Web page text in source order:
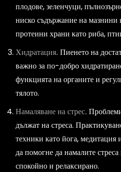
плодове, зеленчуци,
ниско съдържание на мазнини
протеини храни като риба,
Хидратация. Пиенето на
важно за по-добро
функцията на органите и
тялото.
Намаляване на стрес.
дължат на стреса.
техники като йога,
да помогне да намалите
спокойно и релаксирано.